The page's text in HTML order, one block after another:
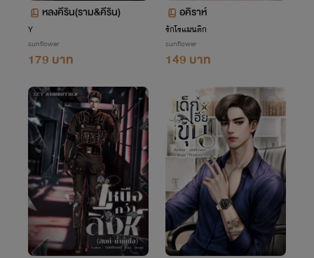
หลงคีริน(ราม&คีริน)
Y
sunflower
179 บาท
อคิราห์
รักโรแมนติก
sunflower
149 บาท